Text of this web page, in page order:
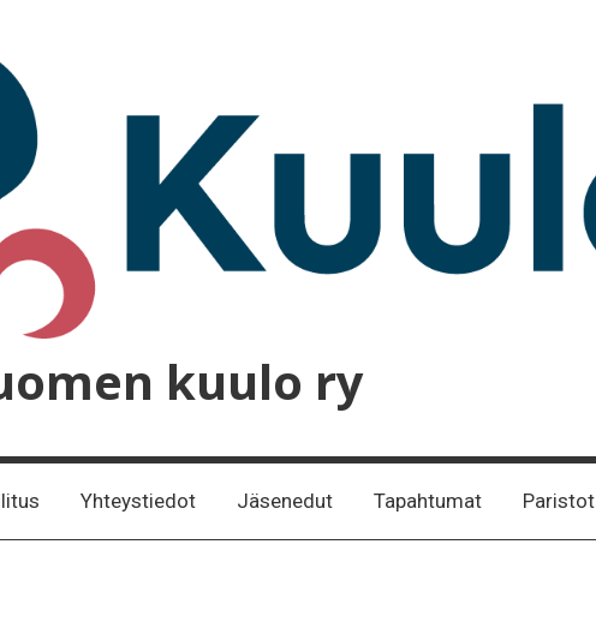
kuulo ry
Yhteystiedot Jäsenedut Tapahtumat Paristot